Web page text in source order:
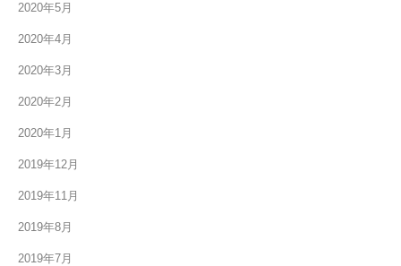
2020年5月
2020年4月
2020年3月
2020年2月
2020年1月
2019年12月
2019年11月
2019年8月
2019年7月